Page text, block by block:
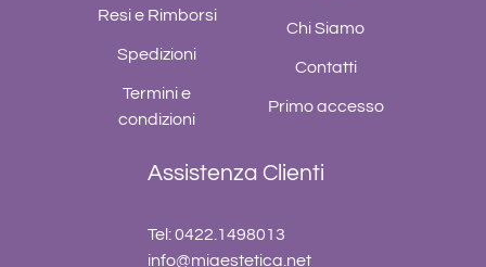
Resi e Rimborsi
Spedizioni
Termini e
condizioni
Chi Siamo
Contatti
Primo accesso
Assistenza Clienti
Tel: 0422.1498013
info@miaestetica.net